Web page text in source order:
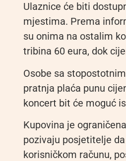
Ulaznice će biti
mjestima. Prema
su onima na ostalim
tribina 60 eura, dok
Osobe sa
pratnja plaća punu
koncert bit će moguć
Kupovina je
pozivaju posjetitelje
korisničkom računu,